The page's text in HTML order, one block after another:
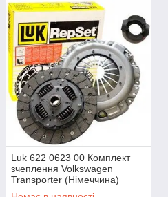
Luk 622 0623 00 Комплект
зчеплення Volkswagen
Transporter (Німеччина)